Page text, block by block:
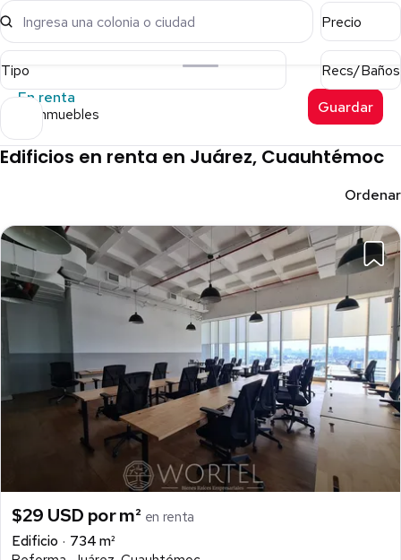
Ingresa una colonia o ciudad Precio
Tipo
Recs/Baños
En renta
28 inmuebles Guardar
Edificios en renta en Juárez, Cuauhtémoc
Ordenar
$29 USD por m² en renta
Edificio
734 m²